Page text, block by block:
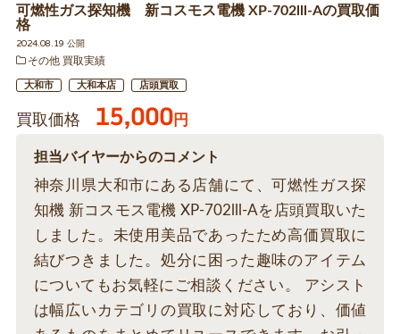
可燃性ガス探知機 新コスモス電機 XP-702lll-Aの買取価
格
2024.08.19 公開
その他 買取実績
大和市 大和本店 店頭買取
買取価格 15,000円
担当バイヤーからのコメント
神奈川県大和市にある店舗にて、可燃性ガス探
知機 新コスモス電機 XP-702lll-Aを店頭買取いた
しました。未使用美品であったため高価買取に
結びつきました。処分に困った趣味のアイテム
についてもお気軽にご相談ください。 アシスト
は幅広いカテゴリの買取に対応しており、価値